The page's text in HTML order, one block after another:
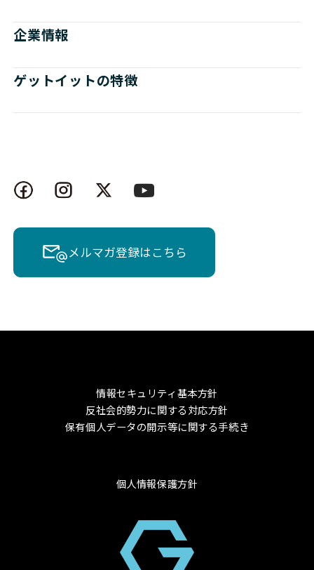
企業情報
ゲットイットの特徴
メルマガ登録はこちら
情報セキュリティ基本方針
反社会的勢力に関する対応方針
保有個人データの開示等に関する手続き
個人情報保護方針